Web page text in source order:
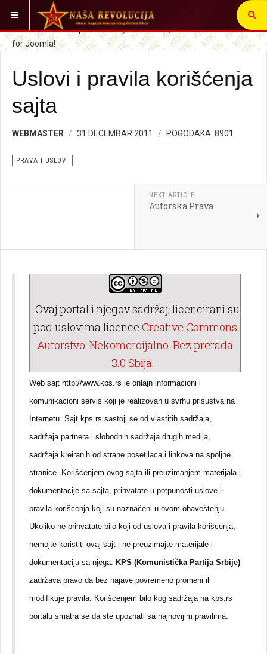
VI STE OVDE: SRBIJA I SVET PRAVA I USLOVI
Uslovi i pravila korišćenja
sajta
WEBMASTER 31 DECEMBAR 2011 POGODAKA: 8901
PRAVA I USLOVI
NEXT ARTICLE
Autorska Prava
Ovaj portal i njegov sadržaj, licencirani su
pod uslovima licence Creative Commons
Autorstvo-Nekomercijalno-Bez prerada
3.0 Sbija.
Web sajt http://www.kps.rs je onlajn informacioni i
komunikacioni servis koji je realizovan u svrhu prisustva na
Internetu. Sajt kps.rs sastoji se od vlastitih sadržaja,
sadržaja partnera i slobodnih sadržaja drugih medija,
sadržaja kreiranih od strane posetilaca i linkova na spoljne
stranice. Korišćenjem ovog sajta ili preuzimanjem materijala i
dokumentacije sa sajta, prihvatate u potpunosti uslove i
pravila korišcenja koji su naznačeni u ovom obaveštenju.
Ukoliko ne prihvatate bilo koji od uslova i pravila korišcenja,
nemojte koristiti ovaj sajt i ne preuzimajte materijale i
dokumentaciju sa njega. KPS (Komunistička Partija Srbije)
zadržava pravo da bez najave povremeno promeni ili
modifikuje pravila. Korišćenjem bilo kog sadržaja na kps.rs
portalu smatra se da ste upoznati sa najnovijim pravilima.